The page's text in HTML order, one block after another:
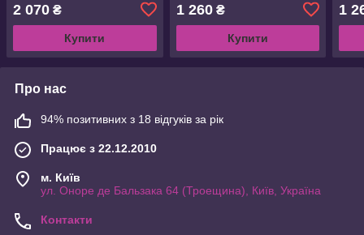
2 070 ₴
Купити
1 260₴
Купити
1
Про нас
94% позитивних з 18 відгуків за рік
Працює з 22.12.2010
м. Київ
ул. Оноре де Бальзака 64 (Троещина), Київ, Україна
Контакти